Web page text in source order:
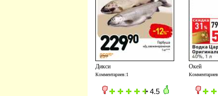
Дикси
Комментариев:1
Окей
4.5